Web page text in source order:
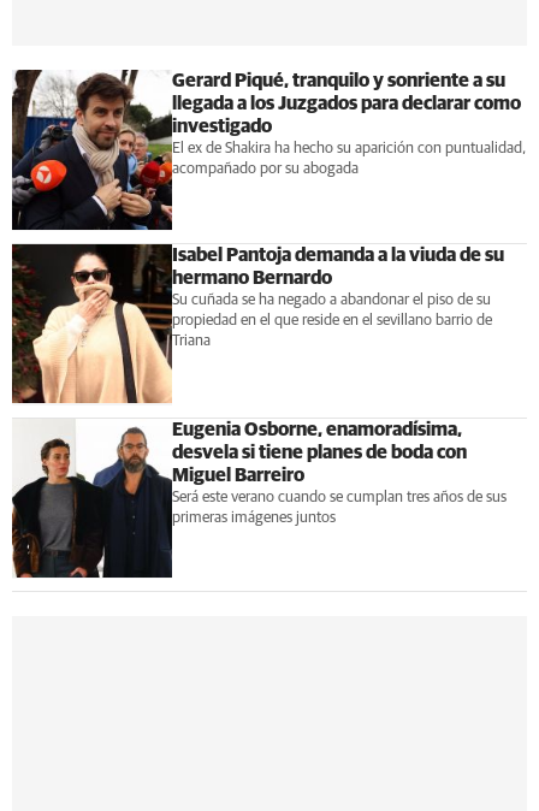
Gerard Piqué, tranquilo y sonriente a su
llegada a los Juzgados para declarar como
investigado
El ex de Shakira ha hecho su aparición con puntualidad,
acompañado por su abogada
Isabel Pantoja demanda a la viuda de su
hermano Bernardo
Su cuñada se ha negado a abandonar el piso de su
propiedad en el que reside en el sevillano barrio de
Triana
Eugenia Osborne, enamoradísima,
desvela si tiene planes de boda con
Miguel Barreiro
Será este verano cuando se cumplan tres años de sus
primeras imágenes juntos